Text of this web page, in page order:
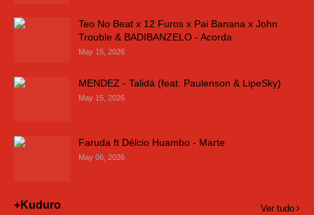
Teo No Beat x 12 Furos x Pai Banana x John
Trouble & BADIBANZELO - Acorda
May 15, 2026
MENDEZ - Talidá (feat. Paulenson & LipeSky)
May 15, 2026
Faruda ft Délcio Huambo - Marte
May 06, 2026
+Kuduro Ver tudo